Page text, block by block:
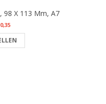
98 X 113 Mm, A7